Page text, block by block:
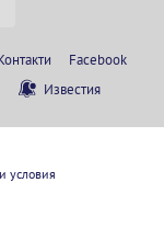
Facebook
Известия
условия